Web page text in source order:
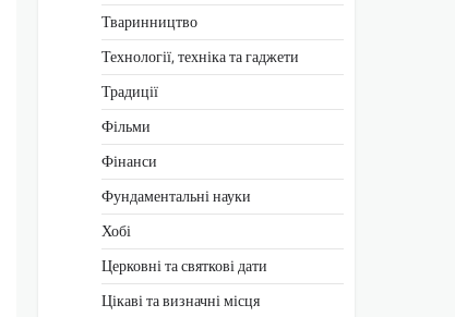
Тваринництво
Технології, техніка та гаджети
Традиції
Фільми
Фінанси
Фундаментальні науки
Хобі
Церковні та святкові дати
Цікаві та визначні місця